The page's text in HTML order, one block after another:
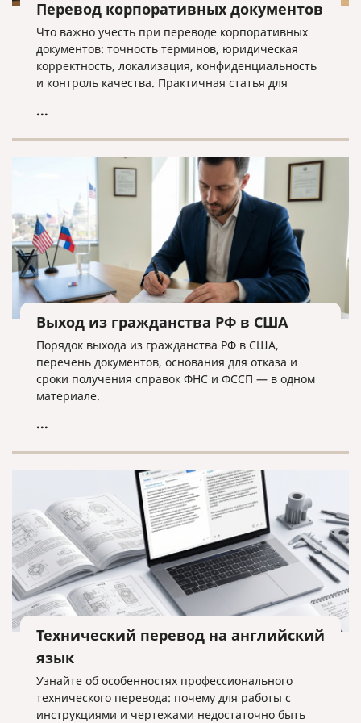
Перевод корпоративных документов
Что важно учесть при переводе корпоративных
документов: точность терминов, юридическая
корректность, локализация, конфиденциальность
и контроль качества. Практичная статья для
...
Выход из гражданства РФ в США
Порядок выхода из гражданства РФ в США,
перечень документов, основания для отказа и
сроки получения справок ФНС и ФССП — в одном
материале.
...
Технический перевод на английский
язык
Узнайте об особенностях профессионального
технического перевода: почему для работы с
инструкциями и чертежами недостаточно быть